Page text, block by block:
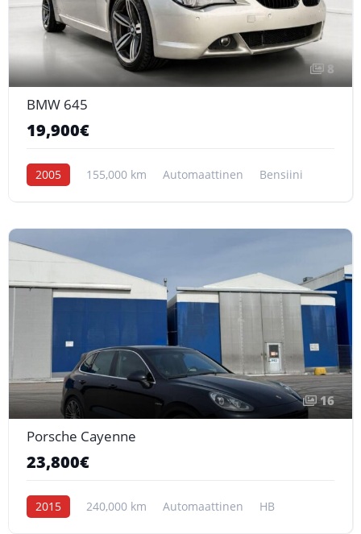
8
BMW 645
19,900€
2005 155,000 km Automaattinen Bensiini
16
Porsche Cayenne
23,800€
2015 240,000 km Automaattinen HB